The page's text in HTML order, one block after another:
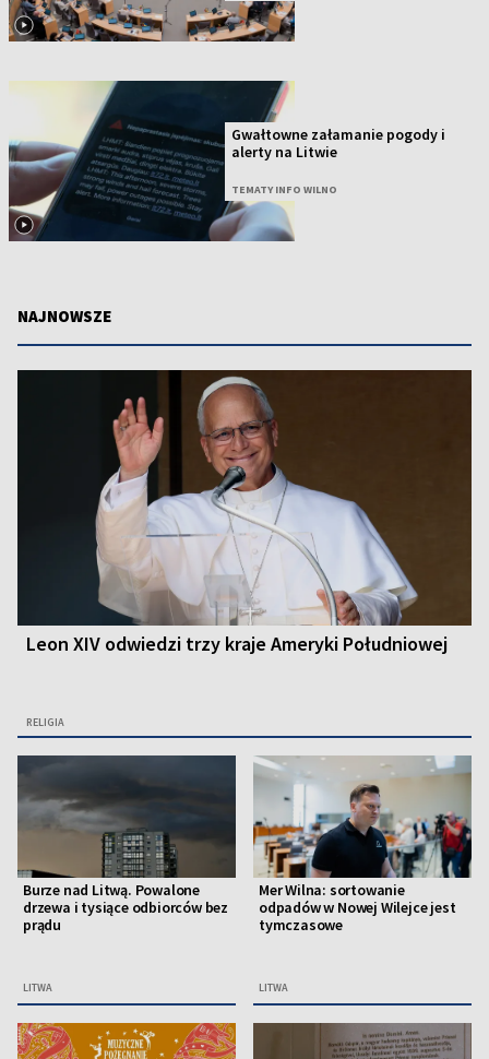
Gwałtowne załamanie pogody i
alerty na Litwie
TEMATY INFO WILNO
NAJNOWSZE
Leon XIV odwiedzi trzy kraje Ameryki Południowej
RELIGIA
Burze nad Litwą. Powalone
drzewa i tysiące odbiorców bez
prądu
LITWA
Mer Wilna: sortowanie
odpadów w Nowej Wilejce jest
tymczasowe
LITWA